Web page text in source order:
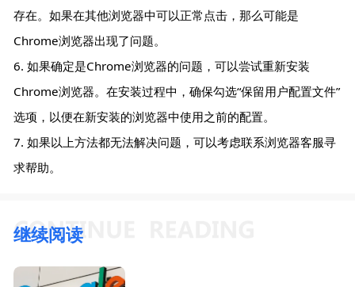
存在。如果在其他浏览器中可以正常点击，那么可能是
Chrome浏览器出现了问题。
6. 如果确定是Chrome浏览器的问题，可以尝试重新安装
Chrome浏览器。在安装过程中，确保勾选“保留用户配置文件”
选项，以便在新安装的浏览器中使用之前的配置。
7. 如果以上方法都无法解决问题，可以考虑联系浏览器客服寻
求帮助。
继续阅读